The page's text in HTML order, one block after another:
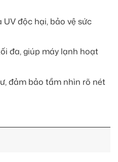
độc hại, bảo vệ sức
đa, giúp máy lạnh hoạt
đảm bảo tầm nhìn rõ nét